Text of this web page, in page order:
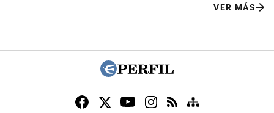
VER MÁS